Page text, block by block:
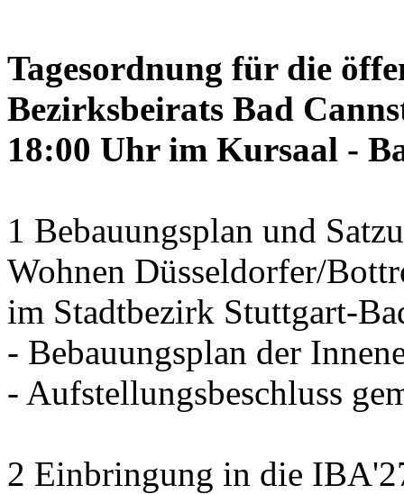
Tagesordnung für die
Bezirksbeirats Bad
18:00 Uhr im Kursaal -
1 Bebauungsplan und
Wohnen Düsseldorfer/
im Stadtbezirk Stuttgart-
- Bebauungsplan der
- Aufstellungsbeschluss
2 Einbringung in die